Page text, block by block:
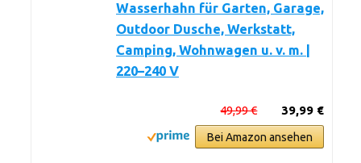
Wasserhahn für Garten, Garage,
Outdoor Dusche, Werkstatt,
Camping, Wohnwagen u. v. m. |
220–240 V
39,99 €
49,99 €
Bei Amazon ansehen